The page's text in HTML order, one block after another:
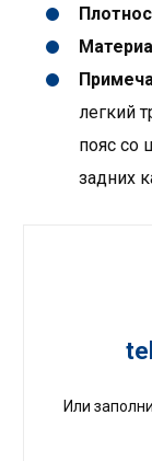
легкий
пояс со
задних
Или